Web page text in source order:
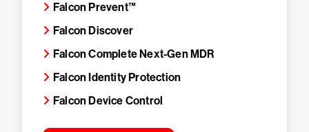
Falcon Prevent™
Falcon Discover
Falcon Complete Next-Gen MDR
Falcon Identity Protection
Falcon Device Control